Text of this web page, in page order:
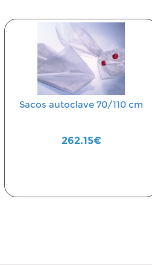
Sacos autoclave 70/110 cm
262.15€